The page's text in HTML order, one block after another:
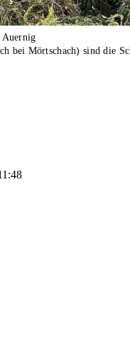
bei Mörtschach) sind die